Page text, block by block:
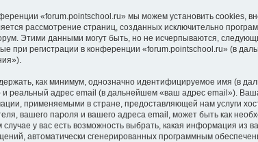
«forum.pointschool.ru» мы можем установить cookies,
рассмотрение страниц, созданных исключительно
Этими данными могут быть, но не исчерпываются,
при регистрации в конференции «forum.pointschool.ru» (в
как минимум, однозначно идентифицируемое имя (в
реальный адрес email (в дальнейшем «ваш адрес email»).
применяемыми в стране, предоставляющей нам услуги
вашего пароля и вашего адреса email, может быть как
у вас есть возможность выбрать, какая информация из
автоматически сгенерированных программным